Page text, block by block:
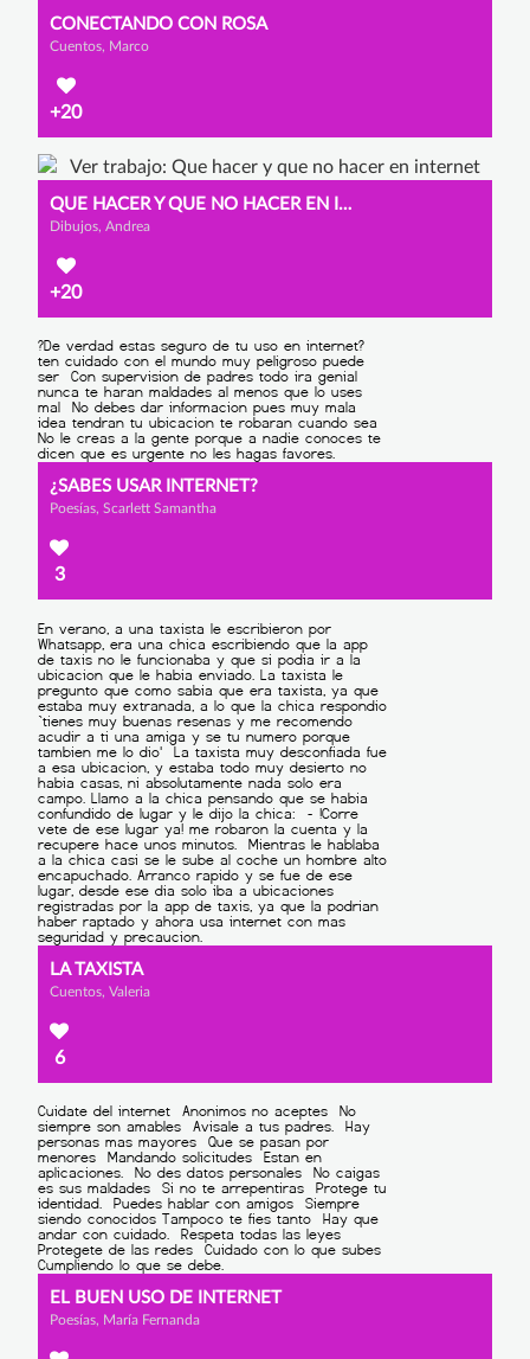
CONECTANDO CON ROSA
Cuentos, Marco
+20
QUE HACER Y QUE NO HACER EN INTERNET
Dibujos, Andrea
+20
¿SABES USAR INTERNET?
Poesías, Scarlett Samantha
3
LA TAXISTA
Cuentos, Valeria
6
EL BUEN USO DE INTERNET
Poesías, María Fernanda